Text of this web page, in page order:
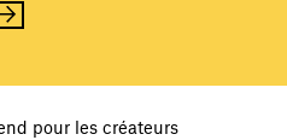
pour les créateurs